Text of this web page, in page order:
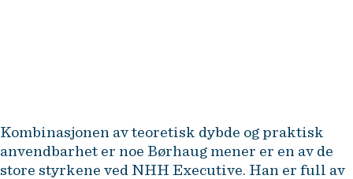
Kombinasjonen av teoretisk dybde og praktisk
anvendbarhet er noe Børhaug mener er en av de
store styrkene ved NHH Executive. Han er full av